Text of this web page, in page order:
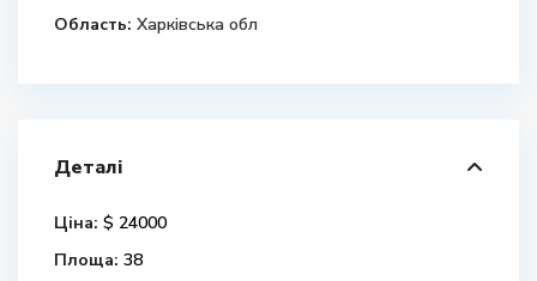
Область: Харківська обл
Деталі
Ціна: $ 24000
Площа: 38